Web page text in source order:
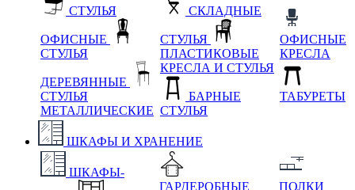
СТУЛЬЯ
ОФИСНЫЕ
СТУЛЬЯ
ДЕРЕВЯННЫЕ
СТУЛЬЯ
МЕТАЛЛИЧЕСКИЕ
СКЛАДНЫЕ
СТУЛЬЯ
ПЛАСТИКОВЫЕ
КРЕСЛА И СТУЛЬЯ
БАРНЫЕ
СТУЛЬЯ
ОФИСНЫЕ
КРЕСЛА
ТАБУРЕТЫ
ШКАФЫ И ХРАНЕНИЕ
ШКАФЫ-
ГАРДЕРОБНЫЕ
ПОЛКИ